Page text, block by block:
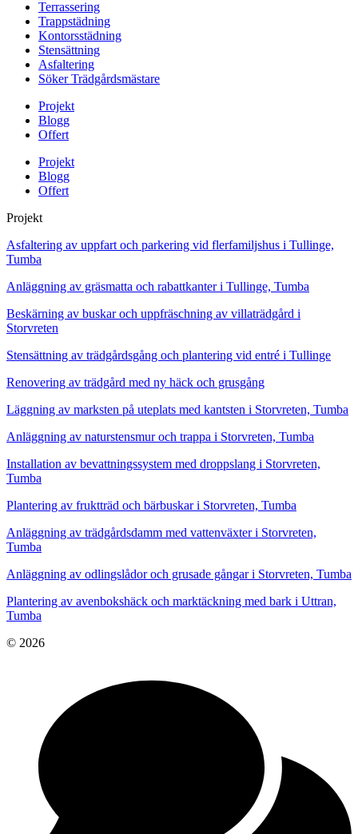
Terrassering
Trappstädning
Kontorsstädning
Stensättning
Asfaltering
Söker Trädgårdsmästare
Projekt
Blogg
Offert
Projekt
Blogg
Offert
Projekt
Asfaltering av uppfart och parkering vid flerfamiljshus i Tullinge,
Tumba
Anläggning av gräsmatta och rabattkanter i Tullinge, Tumba
Beskärning av buskar och uppfräschning av villaträdgård i
Storvreten
Stensättning av trädgårdsgång och plantering vid entré i Tullinge
Renovering av trädgård med ny häck och grusgång
Läggning av marksten på uteplats med kantsten i Storvreten, Tumba
Anläggning av naturstensmur och trappa i Storvreten, Tumba
Installation av bevattningssystem med droppslang i Storvreten,
Tumba
Plantering av fruktträd och bärbuskar i Storvreten, Tumba
Anläggning av trädgårdsdamm med vattenväxter i Storvreten,
Tumba
Anläggning av odlingslådor och grusade gångar i Storvreten, Tumba
Plantering av avenbokshäck och marktäckning med bark i Uttran,
Tumba
© 2026